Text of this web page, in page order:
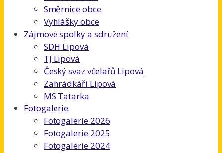
Směrnice obce
Vyhlášky obce
Zájmové spolky a sdružení
SDH Lipová
TJ Lipová
Český svaz včelařů Lipová
Zahrádkáři Lipová
MS Tatarka
Fotogalerie
Fotogalerie 2026
Fotogalerie 2025
Fotogalerie 2024